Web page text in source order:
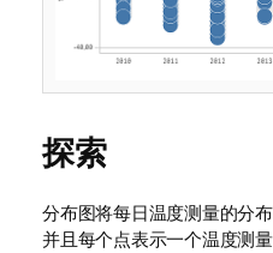
探索
分布图将每日温度测量的分
并且每个点表示一个温度测量